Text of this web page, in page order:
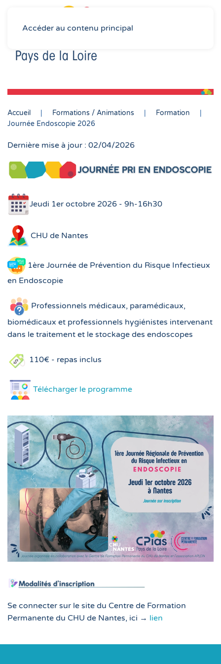
Accéder au contenu principal
Accueil Formations / Animations
Formation
Journée Endoscopie 2026
Dernière mise à jour : 02/04/2026
Jeudi 1er octobre 2026 - 9h-16h30
CHU de Nantes
1ère Journée de Prévention du Risque Infectieux
en Endoscopie
Professionnels médicaux, paramédicaux,
biomédicaux et professionnels hygiénistes intervenant
dans le traitement et le stockage des endoscopes
110€ - repas inclus
Télécharger le programme
Se connecter sur le site du Centre de Formation
Permanente du CHU de Nantes, ici → lien